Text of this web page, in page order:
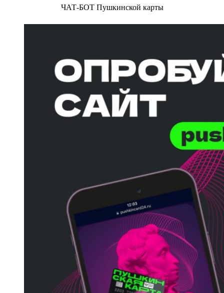
ЧАТ-БОТ Пушкинской карты